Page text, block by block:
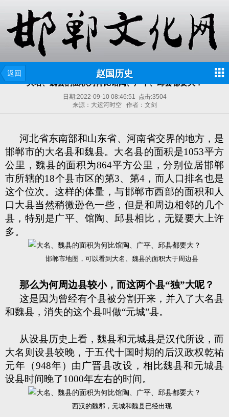
返回 赵国历史
大名、魏县的面积为何比馆陶、广平、邱县都要大？
日期:2022-09-10 08:46:51 点击:3504
来源：大运河时空 作者：文剑
河北省东南部和山东省、河南省交界的地方，是
邯郸市的大名县和魏县。大名县的面积是1053平方
公里，魏县的面积为864平方公里，分别位居邯郸
市所辖的18个县市区的第3、第4，而人口排名也是
这个位次。这样的体量，与邯郸市西部的面积和人
口大县当然稍微逊色一些，但是和周边相邻的几个
县，特别是广平、馆陶、邱县相比，无疑要大上许
多。
邯郸市地图，可以看到大名、魏县的面积大于周边县
那么为何周边县较小，而这两个县“独”大呢？
这是因为曾经有个县被分割开来，并入了大名县
和魏县，消失的这个县叫做“元城”县。
从设县历史上看，魏县和元城县是汉代所设，而
大名则设县较晚，于五代十国时期的后汉政权乾祐
元年（948年）由广晋县改设，相比魏县和元城县
设县时间晚了1000年左右的时间。
西汉的魏郡，元城和魏县已经出现